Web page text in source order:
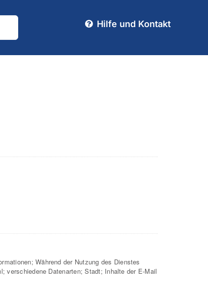
Hilfe und Kontakt
Während der Nutzung des Dienstes
Datenarten; Stadt; Inhalte der E‑Mail